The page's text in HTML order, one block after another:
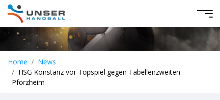
Home
News
HSG Konstanz vor Topspiel gegen Tabellenzweiten
Pforzheim